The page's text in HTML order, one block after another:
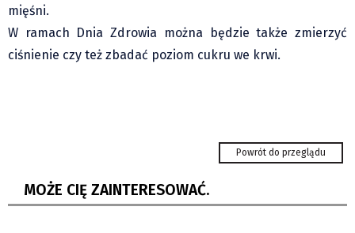
mięśni.
W ramach Dnia Zdrowia można będzie także zmierzyć
ciśnienie czy też zbadać poziom cukru we krwi.
Powrót do przeglądu
MOŻE CIĘ ZAINTERESOWAĆ.
Ostrawa: w połowie sierpnia Ogólnokrajowe
Spotkanie Młodzieży
W Skrzeczoniu MK PZKO czeka na decyzję